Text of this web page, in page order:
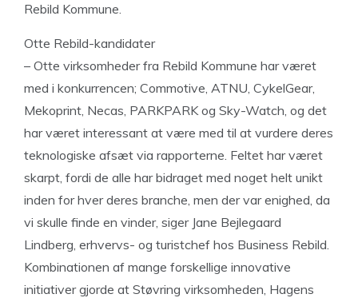
Rebild Kommune.
Otte Rebild-kandidater
– Otte virksomheder fra Rebild Kommune har været
med i konkurrencen; Commotive, ATNU, CykelGear,
Mekoprint, Necas, PARKPARK og Sky-Watch, og det
har været interessant at være med til at vurdere deres
teknologiske afsæt via rapporterne. Feltet har været
skarpt, fordi de alle har bidraget med noget helt unikt
inden for hver deres branche, men der var enighed, da
vi skulle finde en vinder, siger Jane Bejlegaard
Lindberg, erhvervs- og turistchef hos Business Rebild.
Kombinationen af mange forskellige innovative
initiativer gjorde at Støvring virksomheden, Hagens